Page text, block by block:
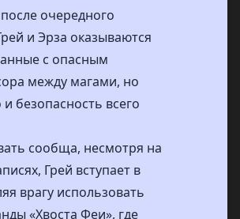
очередного
и Эрза оказываются
с опасным
между магами, но
безопасность всего
сообща, несмотря на
Грей вступает в
врагу использовать
«Хвоста Феи», где